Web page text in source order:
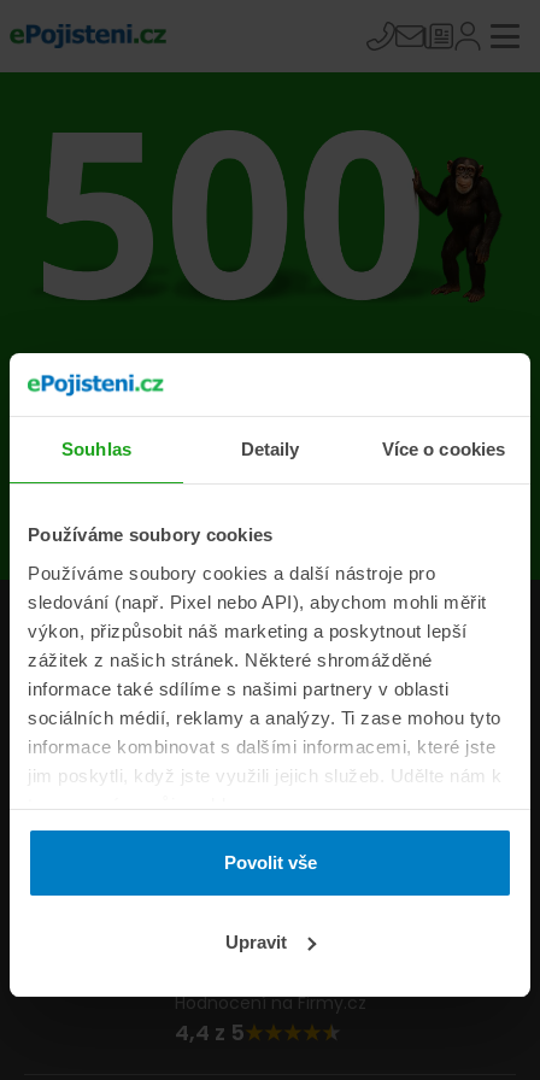
Souhlas Detaily Více o cookies
Používáme soubory cookies
Používáme soubory cookies a další nástroje pro
sledování (např. Pixel nebo API), abychom mohli měřit
výkon, přizpůsobit náš marketing a poskytnout lepší
zážitek z našich stránek. Některé shromážděné
informace také sdílíme s našimi partnery v oblasti
sociálních médií, reklamy a analýzy. Ti zase mohou tyto
informace kombinovat s dalšími informacemi, které jste
jim poskytli, když jste využili jejich služeb. Udělte nám k
tomu prosím svůj souhlas.
Povolit vše
Upravit
Na stránce se vyskytla
chyba
Produkty
Pojišťovny
Informace
ePojisteni.cz
Formuláře
Napište nám
Hodnocení na Firmy.cz
4,4 z 5